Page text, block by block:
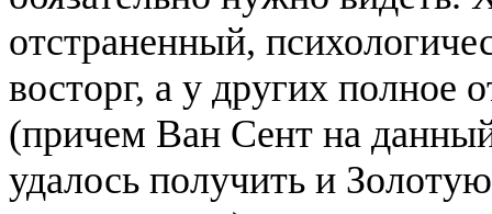
отстраненный,
восторг, а у других полное
(причем Ван Сент на
удалось получить и